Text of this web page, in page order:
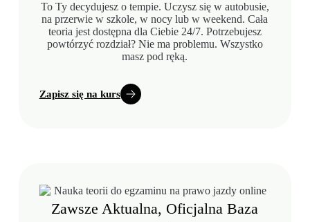
To Ty decydujesz o tempie. Uczysz się w autobusie,
na przerwie w szkole, w nocy lub w weekend. Cała
teoria jest dostępna dla Ciebie 24/7. Potrzebujesz
powtórzyć rozdział? Nie ma problemu. Wszystko
masz pod ręką.
Zapisz się na kurs
Zawsze Aktualna, Oficjalna Baza